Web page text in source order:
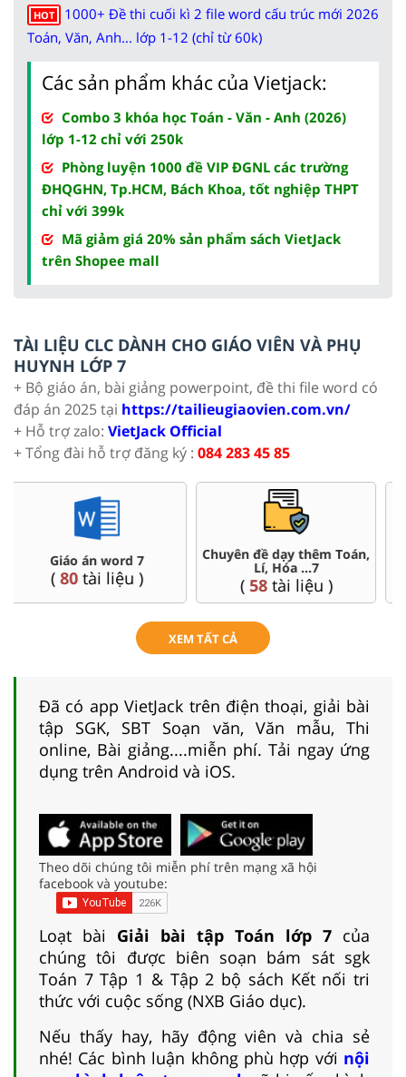
HOT
1000+ Đề thi cuối kì 2 file word cấu trúc mới 2026
Toán, Văn, Anh... lớp 1-12 (chỉ từ 60k)
Các sản phẩm khác của Vietjack:
Combo 3 khóa học Toán - Văn - Anh (2026)
lớp 1-12 chỉ với 250k
Phòng luyện 1000 đề VIP ĐGNL các trường
ĐHQGHN, Tp.HCM, Bách Khoa, tốt nghiệp THPT
chỉ với 399k
Mã giảm giá 20% sản phẩm sách VietJack
trên Shopee mall
TÀI LIỆU CLC DÀNH CHO GIÁO VIÊN VÀ PHỤ
HUYNH LỚP 7
+ Bộ giáo án, bài giảng powerpoint, đề thi file word có
đáp án 2025 tại https://tailieugiaovien.com.vn/
+ Hỗ trợ zalo: VietJack Official
+ Tổng đài hỗ trợ đăng ký : 084 283 45 85
Đề thi HSG 7
( 4tài liệu )
Trắc nghiệm đúng sai 7
(57tài liệu )
XEM TẤT CẢ
Đã có app VietJack trên điện thoại, giải bài
tập SGK, SBT Soạn văn, Văn mẫu, Thi
online, Bài giảng....miễn phí. Tải ngay ứng
dụng trên Android và iOS.
Theo dõi chúng tôi miễn phí trên mạng xã hội
facebook và youtube:
Loạt bài Giải bài tập Toán lớp 7 của
chúng tôi được biên soạn bám sát sgk
Toán 7 Tập 1 & Tập 2 bộ sách Kết nối tri
thức với cuộc sống (NXB Giáo dục).
Nếu thấy hay, hãy động viên và chia sẻ
nhé! Các bình luận không phù hợp với nội